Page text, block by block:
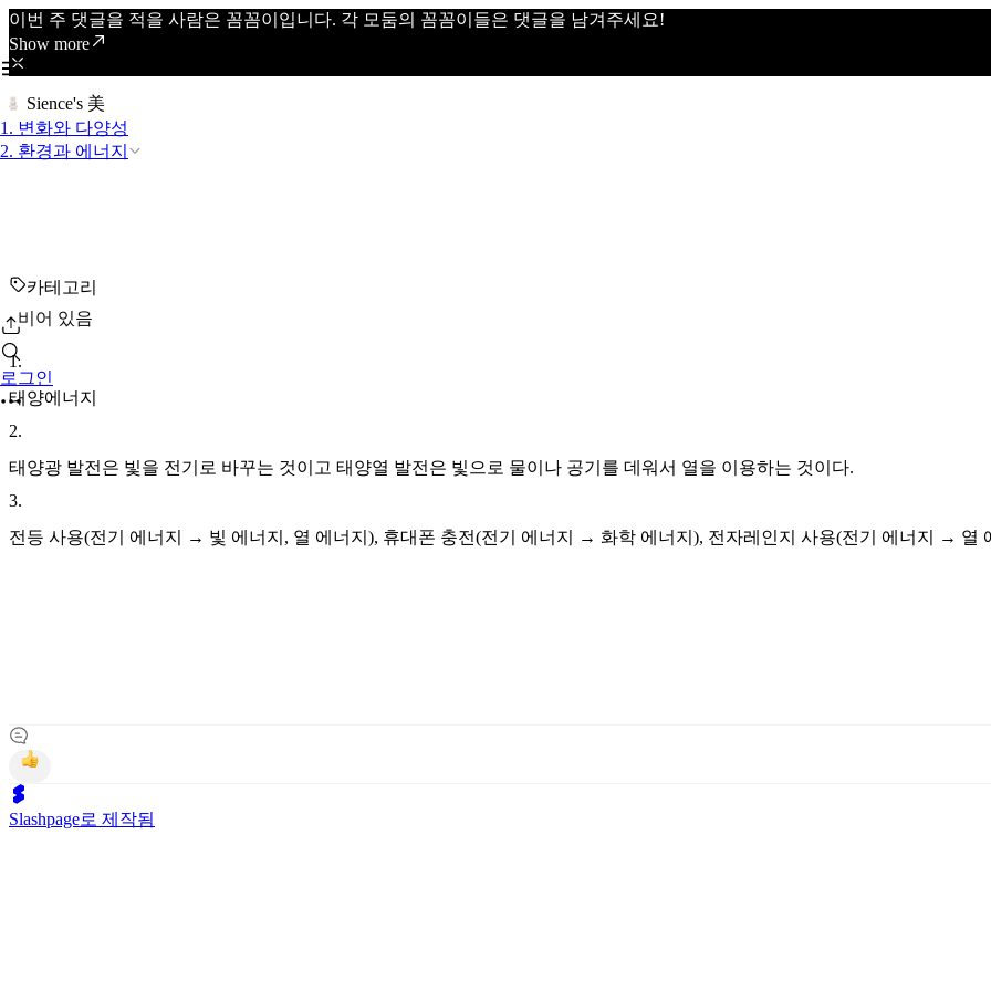
이번 주 댓글을 적을 사람은 꼼꼼이입니다. 각 모둠의 꼼꼼이들은 댓글을 남겨주세요!
Show more
Sience's 美
1. 변화와 다양성
2. 환경과 에너지
로그인
카테고리
비어 있음
1.
태양에너지
2.
태양광 발전은 빛을 전기로 바꾸는 것이고 태양열 발전은 빛으로 물이나 공기를 데워서 열을 이용하는 것이다.
3.
전등 사용(전기 에너지 → 빛 에너지, 열 에너지), 휴대폰 충전(전기 에너지 → 화학 에너지), 전자레인지 사용(전기 에너지 → 열
Slashpage로 제작됨